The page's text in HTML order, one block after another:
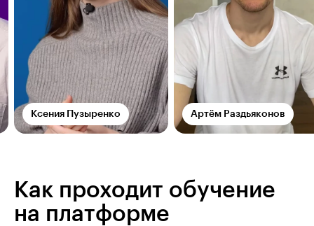
Ксения Пузыренко Артём Раздьяконов
Как проходит обучение
на платформе